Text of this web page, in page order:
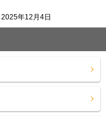
2025年12月4日